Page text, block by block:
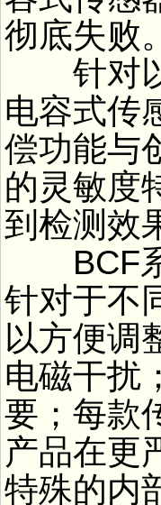
彻底失败。
针对以
电容式传
偿功能与
的灵敏度
到检测效
BCF系
针对于不
以方便调
电磁干扰
要；每款
产品在更
特殊的内